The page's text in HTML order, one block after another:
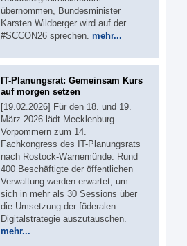
übernommen, Bundesminister
Karsten Wildberger wird auf der
#SCCON26 sprechen. mehr...
IT-Planungsrat: Gemeinsam Kurs
auf morgen setzen
[19.02.2026] Für den 18. und 19.
März 2026 lädt Mecklenburg-
Vorpommern zum 14.
Fachkongress des IT-Planungsrats
nach Rostock-Warnemünde. Rund
400 Beschäftigte der öffentlichen
Verwaltung werden erwartet, um
sich in mehr als 30 Sessions über
die Umsetzung der föderalen
Digitalstrategie auszutauschen.
mehr...